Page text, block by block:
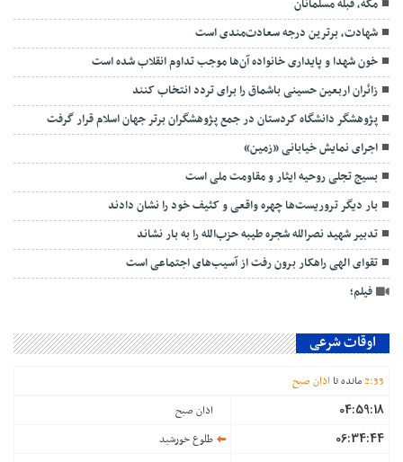
مکه، قبله مسلمانان
شهادت، برترین درجه سعادت‌مندی است
خون شهدا و پایداری خانواده آن‌ها موجب تداوم انقلاب شده است
زائران اربعین حسینی باشماق را برای تردد انتخاب کنند
پژوهشگر دانشگاه کردستان در جمع پژوهشگران برتر جهان اسلام قرار گرفت
اجرای نمایش خیابانی «زمین»
بسیج تجلی روحیه ایثار و مقاومت ملی است
بار دیگر تروریست‌ها چهره واقعی و کثیف خود را نشان دادند
تدبیر شهید نصرالله شجره طیبه حزب‌الله را به بار نشاند
تقوای الهی راهکار برون رفت از آسیب‌های اجتماعی است
فیلم؛
اوقات شرعی
2:33 مانده تا اذان صبح
04:59:18 اذان صبح
06:34:44 طلوع خورشید